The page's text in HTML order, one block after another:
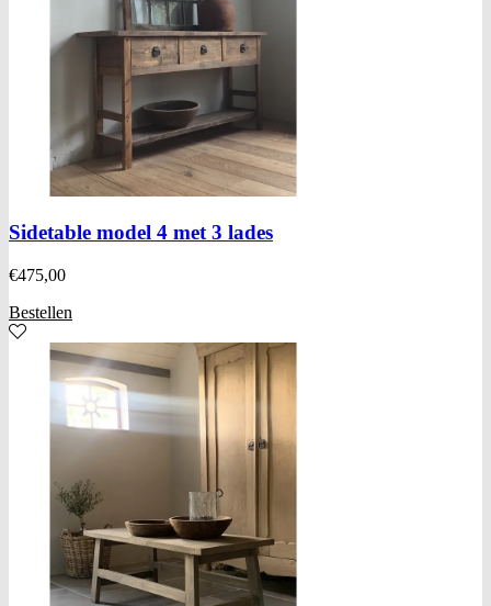
Sidetable model 4 met 3 lades
€475,00
Bestellen